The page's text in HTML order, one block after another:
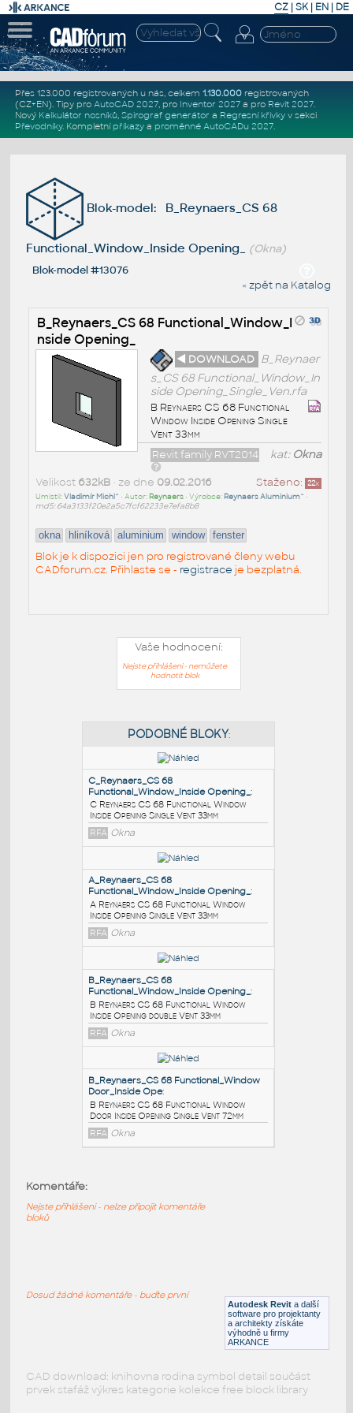
CZ | SK| EN | DE
Přes 123.000 registrovaných u nás, celkem 1.130.000registrovaných
(CZ+EN). Tipy pro AutoCAD 2027, pro Inventor 2027a pro Revit 2027.
Nový Kalkulátor nosníků, Spirograf generátor a Regresní křivkyv sekci
Převodníky. Kompletní příkazya proměnné AutoCADu 2027.
Blok-model: B_Reynaers_CS 68
Functional_Window_Inside Opening_
(Okna)
Blok-model #13076
« zpět na Katalog
B_Reynaers_CS 68 Functional_Window_I
nside Opening_
◄ DOWNLOAD B_Reynaer
s_CS 68 Functional_Window_In
side Opening_Single_Ven.rfa
B Reynaers CS 68 Functional
Window Inside Opening Single
Vent 33mm
kat: Okna
Revit family RVT2014
Staženo: 22x
Velikost 632kB• ze dne 09.02.2016
Umístil:Vladimír Michl^ • Autor: Reynaers• Výrobce: Reynaers Aluminium^ •
md5: 64a3133f20e2a5c7fcf62233e7efa8b8
okna hliníková aluminium window fenster
Blok je k dispozici jen pro registrované členy webu
CADforum.cz. Přihlaste se - registrace je bezplatná.
Vaše hodnocení:
Nejste přihlášeni - nemůžete
hodnotit blok
PODOBNÉ BLOKY
C_Reynaers_CS 68
Functional_Window_Inside Opening_
C Reynaers CS 68 Functional Window
Inside Opening Single Vent 33mm
RFA Okna
A_Reynaers_CS 68
Functional_Window_Inside Opening_
A Reynaers CS 68 Functional Window
Inside Opening Single Vent 33mm
RFA Okna
Okna
B Reynaers CS 68 Functional Window
Door Inside Opening Single Vent 72mm
Autodesk Revit a další
software pro projektanty
a architekty získáte
výhodně u firmy
ARKANCE
Komentáře:
Nejste přihlášeni - nelze připojit komentáře
bloků
Dosud žádné komentáře - buďte první
CAD download: knihovna rodina symbol detail součást
prvek stafáž výkres kategorie kolekce free block library